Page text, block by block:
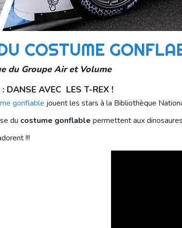
COSTUME
du Groupe Air et Volume
AVEC LES T-REX !
gonflable jouent les stars à la Bibliothèque
du costume gonflable permettent aux
!!!